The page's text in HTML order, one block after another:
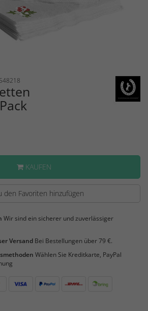
KAUFEN
den Favoriten hinzufügen
Wir sind ein sicherer und zuverlässiger
Versand Bei Bestellungen über 79 €.
Wählen Sie Kreditkarte, PayPal